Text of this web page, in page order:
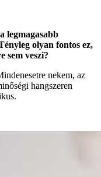
legmagasabb
olyan fontos ez,
sem veszi?
nekem, az
hangszeren